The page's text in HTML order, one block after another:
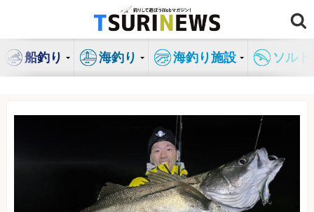
ン
船釣り 海釣り 海釣り施設 ソル